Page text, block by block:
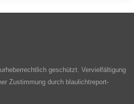
geschützt. Vervielfältigung
Zustimmung durch blaulichtreport-